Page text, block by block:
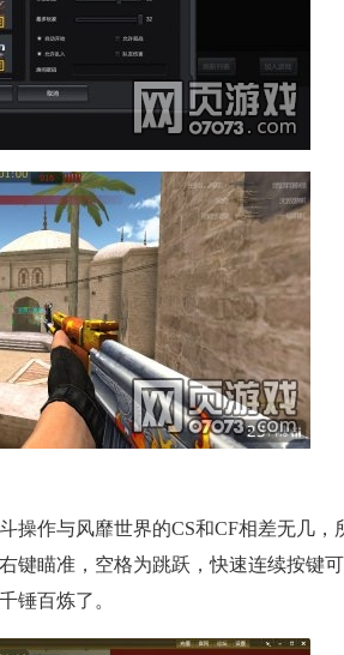
操作与风靡世界的CS和CF相差无几
键瞄准，空格为跳跃，快速连续按键
锤百炼了。